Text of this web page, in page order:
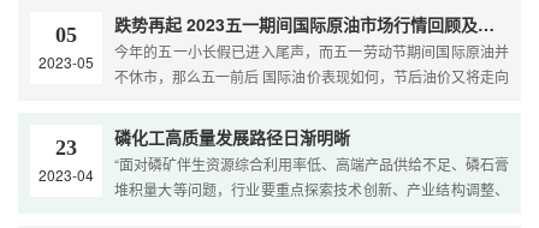
05
2023-05
跌势再起 2023五一期间国际原油市场行情回顾及前瞻
今年的五一小长假已进入尾声，而五一劳动节期间国际原油并
不休市，那么五一前后 国际油价表现如何，节后油价又将走向
特期货为例）表现一览从上表可以看出，过去十年，五一期间
国际油价跌势为主，只有2020年出现明显涨势，但2020年是
新冠来临的特殊年份，当年由于欧美国家从5月便开始放宽疫
情管控，导致需求预期改善，叠加OPEC+史无前例的970万
23
2023-04
磷化工高质量发展路径日渐明晰
“面对磷矿伴生资源综合利用率低、高端产品供给不足、磷石膏
堆积量大等问题，行业要重点探索技术创新、产业结构调整、